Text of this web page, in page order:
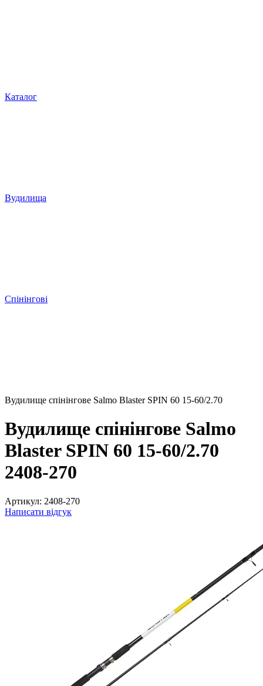
Каталог
Вудилища
Спінінгові
Вудилище спінінгове Salmo Blaster SPIN 60 15-60/2.70
Вудилище спінінгове Salmo
Blaster SPIN 60 15-60/2.70
2408-270
Артикул: 2408-270
Написати відгук